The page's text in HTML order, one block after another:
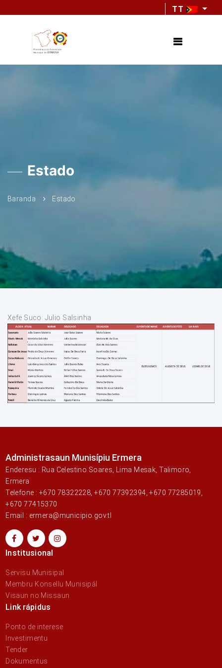
TT
Estado
Baranda Estado
Xefe Suco: Julio Salsinha
Administrasaun Munisípiu Ermera
Enderesu : Rua Celestino Soares, Lima Mesak, Talimoro,
Ermera
Telefone : +670 78322228, +670 77392394, +670 77285019,
+670 77415370
Email : ermera@municipio.gov.tl
Institusional
Servisu Munisipal
Membru Konsellu Munisipál
Visaun no Missaun
Link rápidus
Ponto de interese
Investimentu
Tender
Dokumentus